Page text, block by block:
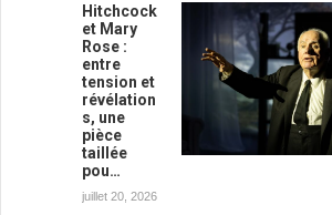
Hitchcock
et Mary
Rose :
entre
tension et
révélation
s, une
pièce
taillée
pou…
juillet 20, 2026